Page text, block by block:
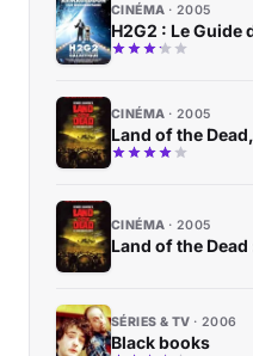
CINÉMA 2005
H2G2 : Le Guide
CINÉMA 2005
Land of the
CINÉMA 2005
Land of the Dead
SÉRIES & TV 2006
Black books